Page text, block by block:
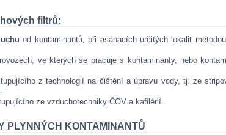
filtrů:
od kontaminantů, při asanacích určitých lokalit
ve kterých se pracuje s kontaminanty, nebo
z technologií na čištění a úpravu vody, tj. ze
ze vzduchotechniky ČOV a kafilérií.
PLYNNÝCH KONTAMINANTŮ